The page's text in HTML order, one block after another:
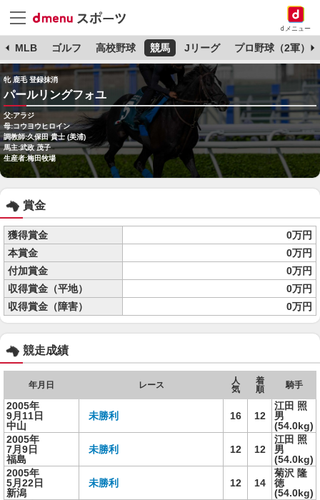
dメニュー
MLB ゴルフ 高校野球 競馬 Jリーグ プロ野球（2軍）
牝 鹿毛 登録抹消
パールリングフォユ
父:アラジ
母:コウヨウヒロイン
調教師:久保田 貴士 (美浦)
馬主:武政 茂子
生産者:梅田牧場
賞金
獲得賞金
0万円
本賞金
0万円
付加賞金
0万円
収得賞金（平地）
0万円
収得賞金（障害）
0万円
競走成績
年月日 レース
人
気
着
順
騎手
2005年
9月11日
中山
未勝利 16 12
江田 照
男
(54.0kg)
2005年
7月9日
福島
未勝利 12 12
江田 照
男
(54.0kg)
2005年
5月22日
新潟
未勝利 12 14
菊沢 隆
徳
(54.0kg)